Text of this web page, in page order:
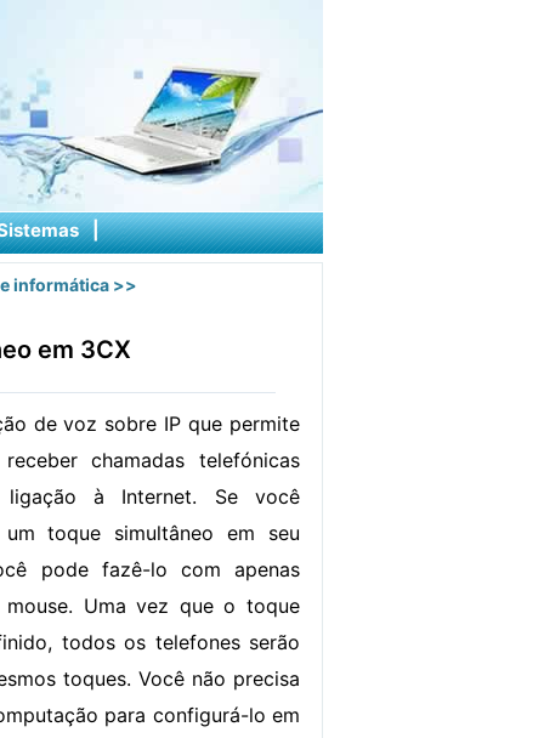
|
informática >>
em 3CX
de voz sobre IP que permite
chamadas telefónicas
à Internet. Se você
toque simultâneo em seu
pode fazê-lo com apenas
Uma vez que o toque
todos os telefones serão
toques. Você não precisa
para configurá-lo em